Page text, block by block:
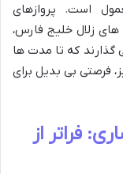
است. پروازهای
های زلال خلیج فارس،
گذارند که تا مدت ها
فرصتی بی بدیل برای
فراتر از